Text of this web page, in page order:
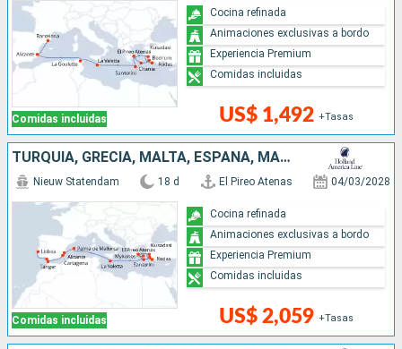
Comidas incluidas US$ 1,492 +Tasas
Cocina refinada
Animaciones exclusivas a bordo
Experiencia Premium
Comidas incluidas
TURQUÍA, GRECIA, MALTA, ESPAÑA, MARRUECOS, PORTUGAL
Comidas incluidas
Nieuw Statendam 18 d El Pireo Atenas 04/03/2028
US$ 2,059 +Tasas
Cocina refinada
Animaciones exclusivas a bordo
Experiencia Premium
Comidas incluidas